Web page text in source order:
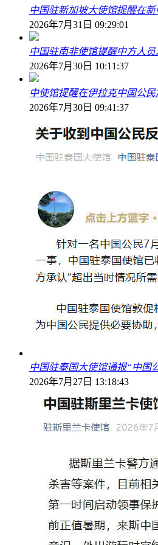
中国驻新加坡大使馆提醒在
2026年7月31日 09:29:01
中国驻南非使馆提醒中方人
2026年7月30日 10:11:37
中使馆提醒在伊拉克中国公
2026年7月30日 09:41:37
中国驻泰国大使馆通报“中国
2026年7月27日 13:18:43